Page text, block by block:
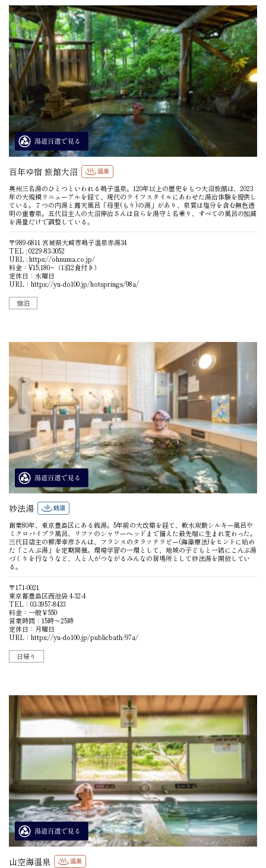
百年ゆ宿 旅館大沼 温泉
奥州三名湯のひとつといわれる鳴子温泉。120年以上の歴史をもつ大沼旅館は、2023
年の大規模リニューアルを経て、現代のライフスタイルにあわせた湯治体験を提供し
ている。７つの内湯と露天風呂「母里(もり)の湯」があり、泉質は塩分を含む無色透
明の重曹泉。五代目主人の大沼伸治さんは自らを湯守と名乗り、すべての風呂の加減
を湯量だけで調整している。
〒989-6811 宮城県大崎市鳴子温泉赤湯34
TEL : 0229-83-3052
URL :https://ohnuma.co.jp/
料金：¥15,180~（1泊2食付き）
定休日：水曜日
URL： https://yu-do100.jp/hotsprings/98a/
宿泊
妙法湯 銭湯
創業80年、東京豊島区にある銭湯。5年前の大改築を経て、軟水炭酸シルキー風呂や
ミクロバイブラ風呂、リファのシャワーヘッドまで備えた最先端に生まれ変わった。
三代目店主の柳澤幸彦さんは、フランスのタラソテラピー(海藻療法)をヒントに始め
た「こんぶ湯」を定期開催。環境学習の一環として、地域の子どもと一緒にこんぶ湯
づくりを行なうなど、人と人がつながるみんなの居場所として妙法湯を開放してい
る。
〒171-0021
東京都豊島区西池袋 4-32-4
TEL：03-3957-8433
料金：一般￥550
営業時間：15時〜25時
定休日：月曜日
URL： https://yu-do100.jp/publicbath/97a/
日帰り
山空海温泉 温泉